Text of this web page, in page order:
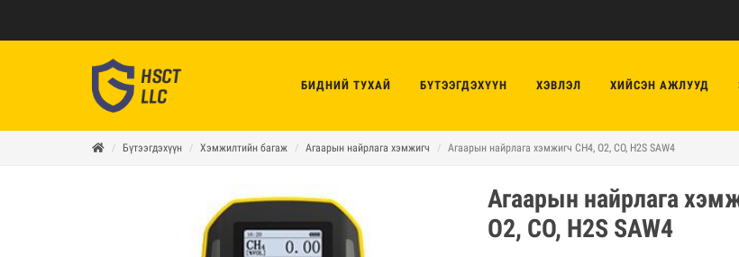
БИДНИЙ ТУХАЙ БҮТЭЭГДЭХҮҮН ХЭВЛЭЛ ХИЙСЭН АЖЛУУД
Бүтээгдэхүүн Хэмжилтийн багаж Агаарын найрлага хэмжигч Агаарын найрлага хэмжигч CH4, O2, CO, H2S SAW4
Агаарын найрлага
O2, CO, H2S SAW4